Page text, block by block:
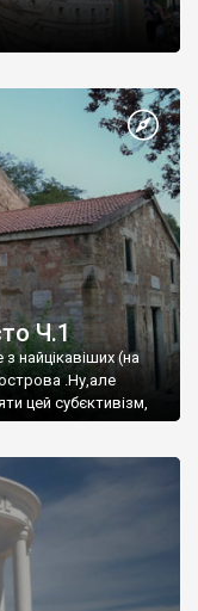
Ч.1
найцікавіших (на
.Ну,але
цей субєктивізм,